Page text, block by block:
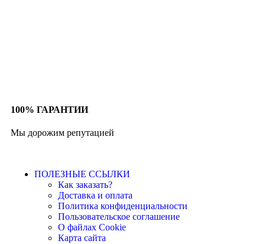
100% ГАРАНТИИ
Мы дорожим репутацией
ПОЛЕЗНЫЕ ССЫЛКИ
Как заказать?
Доставка и оплата
Политика конфиденциальности
Пользовательское соглашение
О файлах Cookie
Карта сайта